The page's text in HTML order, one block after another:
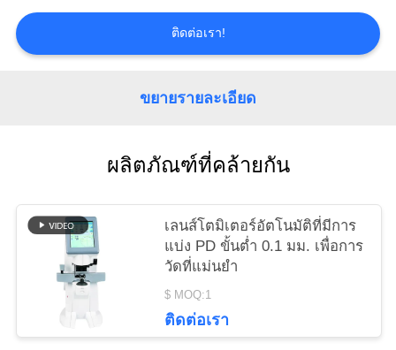
เสนอ
ราคา
PRIVACY
POLICY
ติดต่อเรา!
ขยายรายละเอียด
ผลิตภัณฑ์ที่คล้ายกัน
เลนส์โตมิเตอร์อัตโนมัติที่มีการ
แบ่ง PD ขั้นต่ำ 0.1 มม. เพื่อการ
วัดที่แม่นยำ
$ MOQ:1
ติดต่อเรา